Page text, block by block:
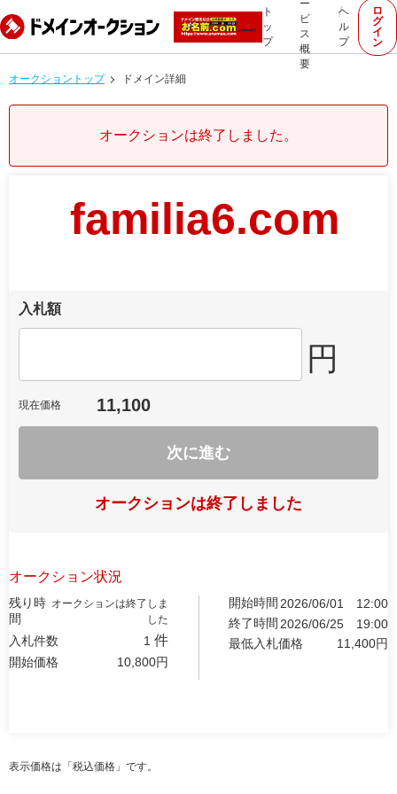
ト
ッ
プ
ー
ビ
ス
概
要
ヘ
ル
プ
ロ
グ
イ
ン
オークショントップ ドメイン詳細
オークションは終了しました。
familia6.com
入札額
円
現在価格 11,100
次に進む
オークションは終了しました
オークション状況
残り時
間
オークションは終了しま
した
入札件数 1 件
開始価格 10,800円
開始時間 2026/06/01
12:00
終了時間 2026/06/25
19:00
最低入札価格
11,400円
表示価格は「税込価格」です。